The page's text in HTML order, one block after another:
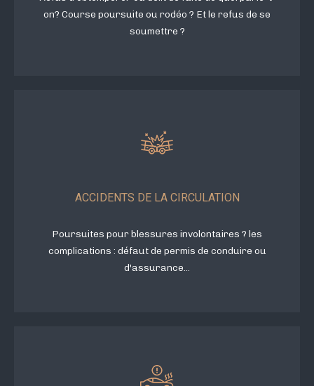
on? Course poursuite ou rodéo ? Et le refus de se
soumettre ?
ACCIDENTS DE LA CIRCULATION
Poursuites pour blessures involontaires ? les
complications : défaut de permis de conduire ou
d'assurance...